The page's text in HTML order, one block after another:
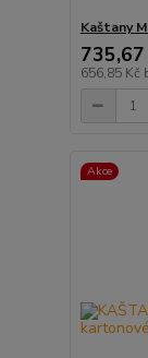
Kaštany
735,67
656,85 Kč
Akce